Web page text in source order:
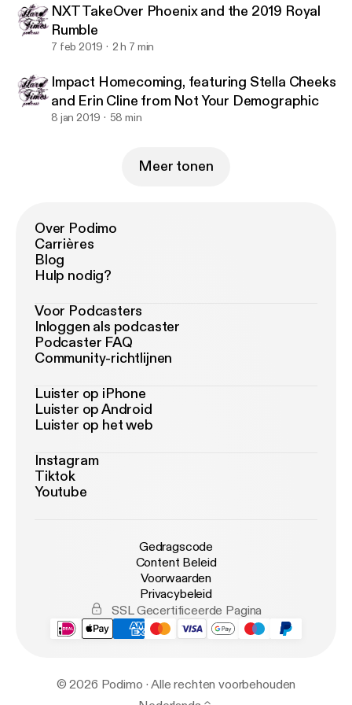
NXT TakeOver Phoenix and the 2019 Royal
Rumble
7 feb 2019 2 h 7 min
Impact Homecoming, featuring Stella Cheeks
and Erin Cline from Not Your Demographic
8 jan 2019 58 min
Meer tonen
Over Podimo
Carrières
Blog
Hulp nodig?
Voor Podcasters
Inloggen als podcaster
Podcaster FAQ
Community-richtlijnen
Luister op iPhone
Luister op Android
Luister op het web
Instagram
Tiktok
Youtube
Gedragscode
Content Beleid
Voorwaarden
Privacybeleid
SSL Gecertificeerde Pagina
© 2026 Podimo · Alle rechten voorbehouden